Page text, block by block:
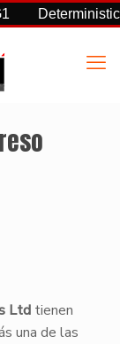
Deterministic:
Ltdtienen
una de las